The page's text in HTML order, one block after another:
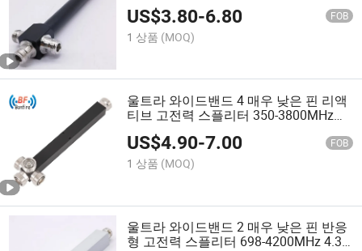
US$3.80-6.80 FOB
1 상품 (MOQ)
울트라 와이드밴드 4 매우 낮은 핀 리액
티브 고전력 스플리터 350-3800MHz
DIN-F
US$4.90-7.00 FOB
1 상품 (MOQ)
울트라 와이드밴드 2 매우 낮은 핀 반응
형 고전력 스플리터 698-4200MHz 4.3-